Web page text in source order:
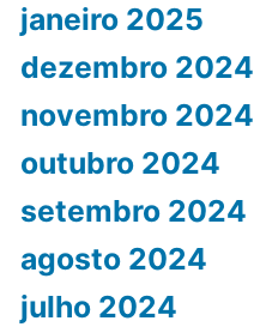
janeiro 2025
dezembro 2024
novembro 2024
outubro 2024
setembro 2024
agosto 2024
julho 2024